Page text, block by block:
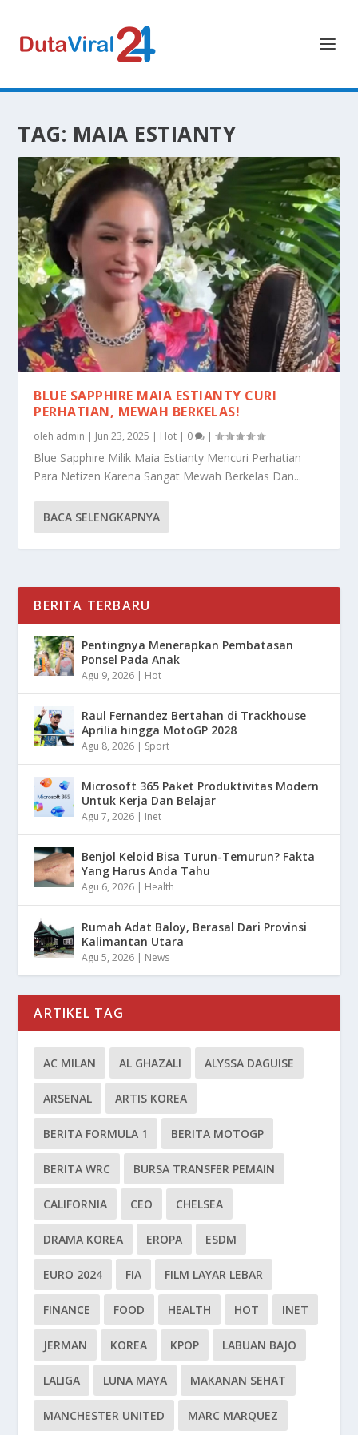
TAG: MAIA ESTIANTY
BLUE SAPPHIRE MAIA ESTIANTY CURI
PERHATIAN, MEWAH BERKELAS!
oleh admin | Jun 23, 2025 | Hot | 0 |
Blue Sapphire Milik Maia Estianty Mencuri Perhatian
Para Netizen Karena Sangat Mewah Berkelas Dan...
BACA SELENGKAPNYA
BERITA TERBARU
Pentingnya Menerapkan Pembatasan
Ponsel Pada Anak
Agu 9, 2026 | Hot
Raul Fernandez Bertahan di Trackhouse
Aprilia hingga MotoGP 2028
Agu 8, 2026 | Sport
Microsoft 365 Paket Produktivitas Modern
Untuk Kerja Dan Belajar
Agu 7, 2026 | Inet
Benjol Keloid Bisa Turun-Temurun? Fakta
Yang Harus Anda Tahu
Agu 6, 2026 | Health
Rumah Adat Baloy, Berasal Dari Provinsi
Kalimantan Utara
Agu 5, 2026 | News
ARTIKEL TAG
AC MILAN AL GHAZALI ALYSSA DAGUISE
ARSENAL ARTIS KOREA
BERITA FORMULA 1 BERITA MOTOGP
BERITA WRC BURSA TRANSFER PEMAIN
CALIFORNIA CEO CHELSEA
DRAMA KOREA EROPA ESDM
EURO 2024 FIA FILM LAYAR LEBAR
FINANCE FOOD HEALTH HOT INET
JERMAN KOREA KPOP LABUAN BAJO
LALIGA LUNA MAYA MAKANAN SEHAT
MANCHESTER UNITED MARC MARQUEZ